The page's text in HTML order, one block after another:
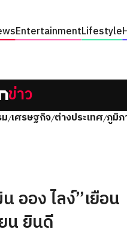
EntertainmentLifestyle
ข่าว
/เศรษฐกิจ/ต่างประเทศ/ภูมิ
ออง ไลง์”เยือน
น ยินดี